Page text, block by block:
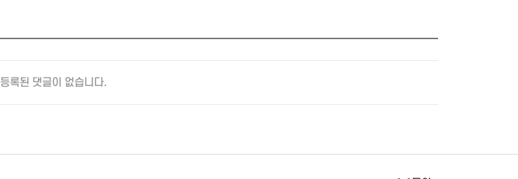
등록된 댓글이 없습니다.